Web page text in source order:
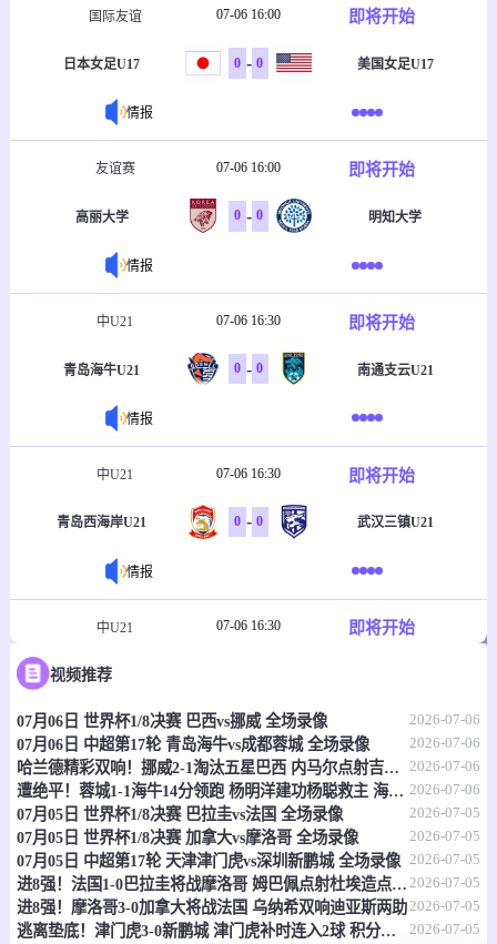
国际友谊 07-06 16:00 即将开始
日本女足U17 0 - 0 美国女足U17
情报
友谊赛 07-06 16:00 即将开始
高丽大学 0 - 0 明知大学
情报
中U21 07-06 16:30 即将开始
青岛海牛U21 0 - 0 南通支云U21
情报
中U21 07-06 16:30 即将开始
青岛西海岸U21 0 - 0 武汉三镇U21
情报
中U21 07-06 16:30 即将开始
兰州陇原竞技U21
情报
中U21 07-06 16:30 即将开始
云南玉昆U21 - 0 辽宁铁人U21
情报
中U21 07-06 16:30 即将开始
视频推荐
07月06日 世界杯1/8决赛 巴西vs挪威 全场录像 2026-07-06
07月06日 中超第17轮 青岛海牛vs成都蓉城 全场录像 2026-07-06
哈兰德精彩双响！挪威2-1淘汰五星巴西 内马尔点射吉马良斯失点 2026-07-06
遭绝平！蓉城1-1海牛14分领跑 杨明洋建功杨聪救主 海牛仍倒数第3 2026-07-06
07月05日 世界杯1/8决赛 巴拉圭vs法国 全场录像 2026-07-05
07月05日 世界杯1/8决赛 加拿大vs摩洛哥 全场录像 2026-07-05
07月05日 中超第17轮 天津津门虎vs深圳新鹏城 全场录像 2026-07-05
进8强！法国1-0巴拉圭将战摩洛哥 姆巴佩点射杜埃造点主裁引争议 2026-07-05
进8强！摩洛哥3-0加拿大将战法国 乌纳希双响迪亚斯两助 2026-07-05
逃离垫底！津门虎3-0新鹏城 津门虎补时连入2球 积分平三镇升第15 2026-07-05